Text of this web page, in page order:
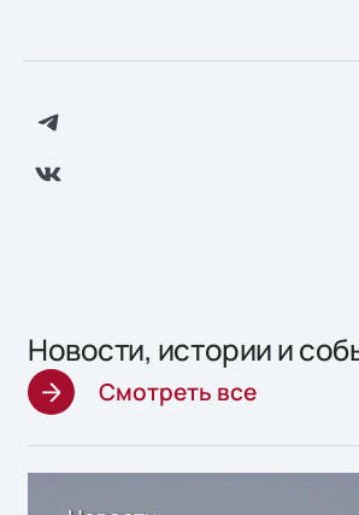
Новости, истории и
Смотреть все